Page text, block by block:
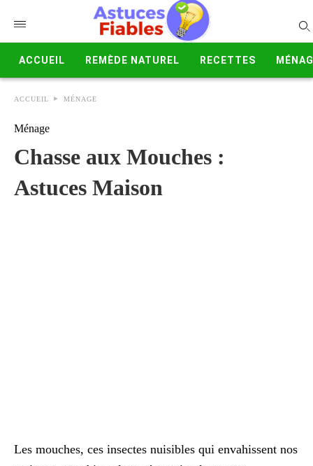
ACCUEIL REMÈDE NATUREL RECETTES
ACCUEIL MÉNAGE
Ménage
Chasse aux Mouches :
Astuces Maison
Les mouches, ces insectes nuisibles qui envahissent nos